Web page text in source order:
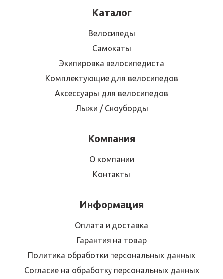
Каталог
Велосипеды
Самокаты
Экипировка велосипедиста
Комплектующие для велосипедов
Аксессуары для велосипедов
Лыжи / Сноуборды
Компания
О компании
Контакты
Информация
Оплата и доставка
Гарантия на товар
Политика обработки персональных данных
Согласие на обработку персональных данных